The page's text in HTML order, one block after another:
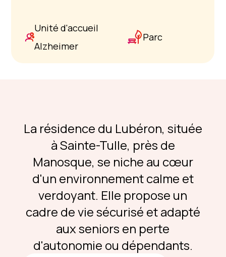
Unité d'accueil
Alzheimer
Parc
La résidence du Lubéron, située
à Sainte-Tulle, près de
Manosque, se niche au cœur
d'un environnement calme et
verdoyant. Elle propose un
cadre de vie sécurisé et adapté
aux seniors en perte
d'autonomie ou dépendants.